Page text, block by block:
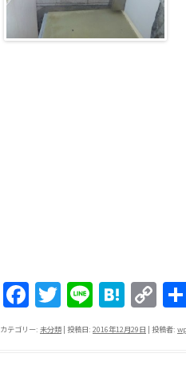
F
a
c
T
w
itt
Li
n
e
H
at
e
C
o
p
カテゴリー: 未分類 | 投稿日: 2016年12月29日 | 投稿者: